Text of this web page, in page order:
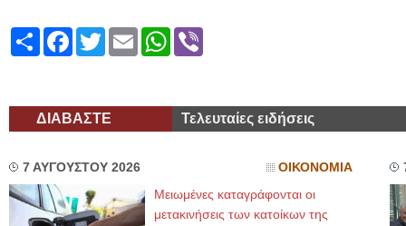
ShareFacebook
TwitterEmailWhatsApp
ΔΙΑΒΑΣΤΕ Τελευταίες ειδήσεις
7 ΑΥΓΟΥΣΤΟΥ 2026 ΟΙΚΟΝΟΜΙΑ
Μειωμένες καταγράφονται οι
μετακινήσεις των κατοίκων της